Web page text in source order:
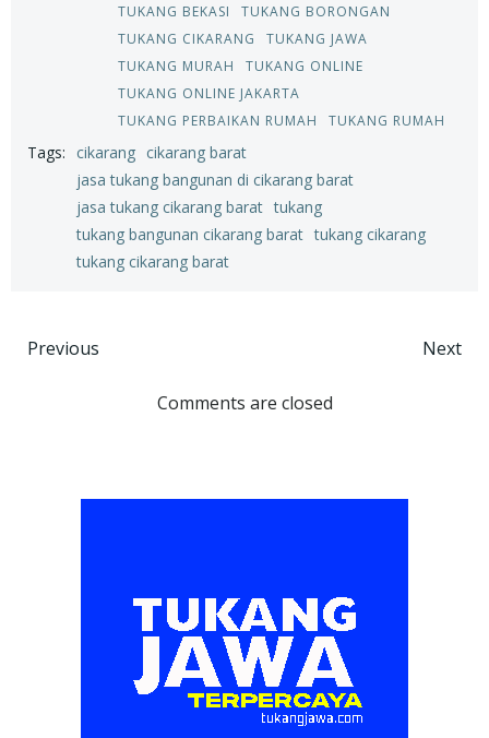
TUKANG BEKASI
TUKANG BORONGAN
TUKANG CIKARANG
TUKANG JAWA
TUKANG MURAH
TUKANG ONLINE
TUKANG ONLINE JAKARTA
TUKANG PERBAIKAN RUMAH
TUKANG RUMAH
Tags: cikarang cikarang barat
jasa tukang bangunan di cikarang barat
jasa tukang cikarang barat tukang
tukang bangunan cikarang barat tukang cikarang
tukang cikarang barat
Post
navigation
Previous
navigation
Next
Comments are closed